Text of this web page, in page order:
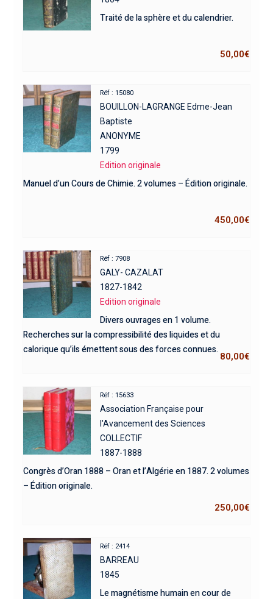
Traité de la sphère et du calendrier.
50,00€
Réf : 15080
BOUILLON-LAGRANGE Edme-Jean
Baptiste
ANONYME
1799
Edition originale
Manuel d’un Cours de Chimie. 2 volumes – Édition originale.
450,00€
Réf : 7908
GALY- CAZALAT
1827-1842
Edition originale
Divers ouvrages en 1 volume.
Recherches sur la compressibilité des liquides et du
calorique qu’ils émettent sous des forces connues.
80,00€
Réf : 15633
Association Française pour
l'Avancement des Sciences
COLLECTIF
1887-1888
Congrès d’Oran 1888 – Oran et l’Algérie en 1887. 2 volumes
– Édition originale.
250,00€
Réf : 2414
BARREAU
1845
Le magnétisme humain en cour de